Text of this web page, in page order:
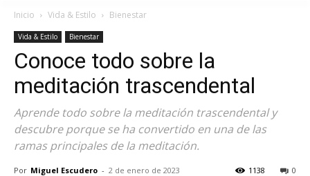
Inicio Vida & Estilo Bienestar
Vida & Estilo Bienestar
Conoce todo sobre la
meditación trascendental
Aprende todo sobre la meditación trascendental y
descubre porque se ha convertido en una de las
ramas principales de la meditación.
Por Miguel Escudero - 2 de enero de 2023 0
1138